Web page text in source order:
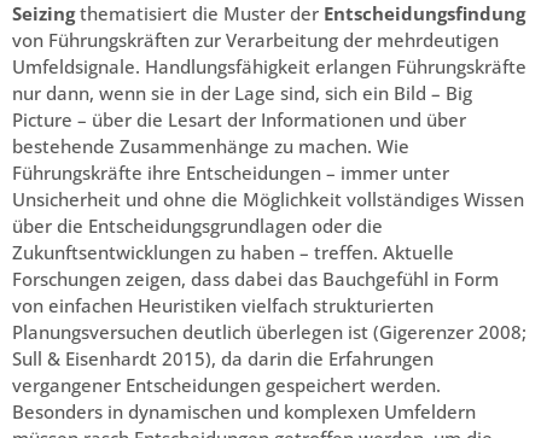
Seizingthematisiert die Muster der Entscheidungsfindung
von Führungskräften zur Verarbeitung der mehrdeutigen
Umfeldsignale. Handlungsfähigkeit erlangen Führungskräfte
nur dann, wenn sie in der Lage sind, sich ein Bild – Big
Picture – über die Lesart der Informationen und über
bestehende Zusammenhänge zu machen. Wie
Führungskräfte ihre Entscheidungen – immer unter
Unsicherheit und ohne die Möglichkeit vollständiges Wissen
über die Entscheidungsgrundlagen oder die
Zukunftsentwicklungen zu haben – treffen. Aktuelle
Forschungen zeigen, dass dabei das Bauchgefühl in Form
von einfachen Heuristiken vielfach strukturierten
Planungsversuchen deutlich überlegen ist (Gigerenzer 2008;
Sull & Eisenhardt 2015), da darin die Erfahrungen
vergangener Entscheidungen gespeichert werden.
Besonders in dynamischen und komplexen Umfeldern